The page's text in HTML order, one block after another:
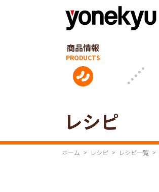
商品情報
レシピ
ホーム > レシピ > レシピ一覧 >